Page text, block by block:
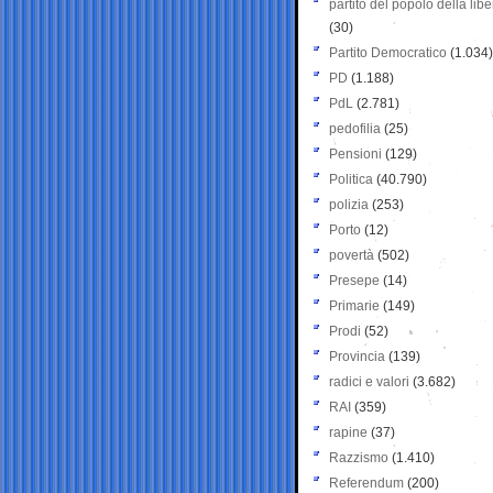
partito del popolo della
(30)
Partito Democratico (1.034)
PD (1.188)
PdL (2.781)
pedofilia (25)
Pensioni (129)
Politica (40.790)
polizia (253)
Porto (12)
povertà (502)
Presepe (14)
Primarie (149)
Prodi (52)
Provincia (139)
radici e valori (3.682)
RAI (359)
rapine (37)
Razzismo (1.410)
Referendum (200)